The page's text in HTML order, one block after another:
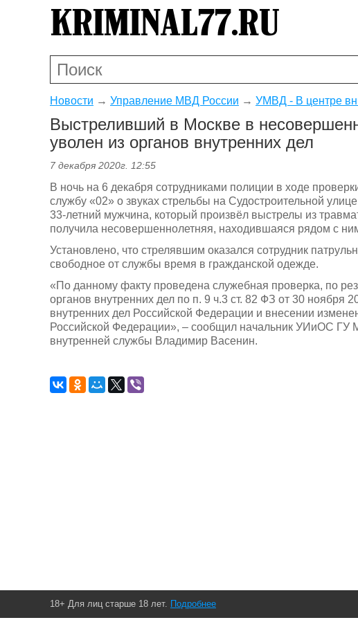
Новости → Управление МВД России → УМВД - В центре
Выстреливший в Москве в
уволен из органов внутренних дел
7 декабря 2020г. 12:55
В ночь на 6 декабря сотрудниками полиции в ходе
службу «02» о звуках стрельбы на Судостроительной
33-летний мужчина, который произвёл выстрелы из
получила несовершеннолетняя, находившаяся рядом с
Установлено, что стрелявшим оказался сотрудник
свободное от службы время в гражданской одежде.
«По данному факту проведена служебная проверка, по
органов внутренних дел по п. 9 ч.3 ст. 82 ФЗ от 30 ноября
внутренних дел Российской Федерации и внесении
Российской Федерации», – сообщил начальник УИиОС ГУ
внутренней службы Владимир Васенин.
18+ Для лиц старше 18 лет. Подробнее